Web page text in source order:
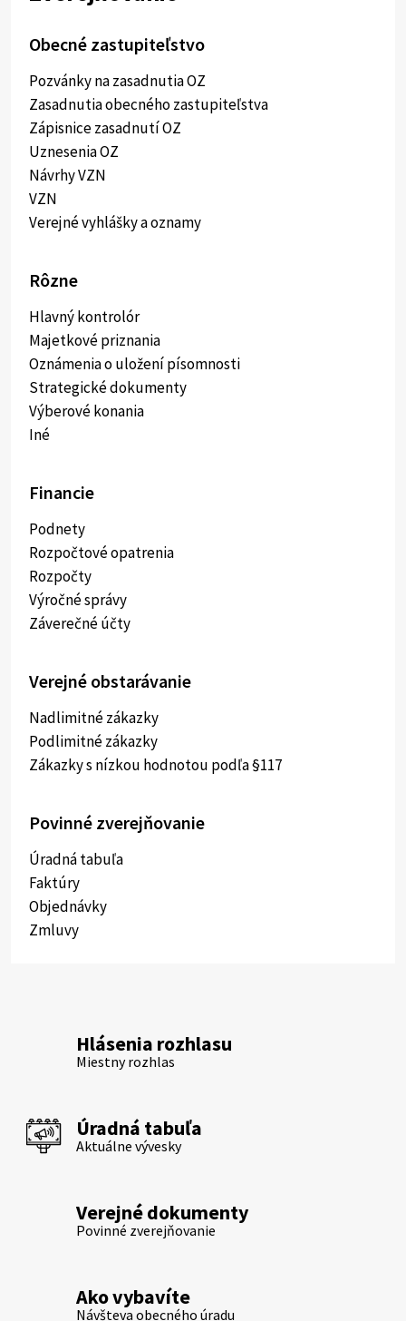
Obecné zastupiteľstvo
Pozvánky na zasadnutia OZ
Zasadnutia obecného zastupiteľstva
Zápisnice zasadnutí OZ
Uznesenia OZ
Návrhy VZN
VZN
Verejné vyhlášky a oznamy
Rôzne
Hlavný kontrolór
Majetkové priznania
Oznámenia o uložení písomnosti
Strategické dokumenty
Výberové konania
Iné
Financie
Podnety
Rozpočtové opatrenia
Rozpočty
Výročné správy
Záverečné účty
Verejné obstarávanie
Nadlimitné zákazky
Podlimitné zákazky
Zákazky s nízkou hodnotou podľa §117
Povinné zverejňovanie
Úradná tabuľa
Faktúry
Objednávky
Zmluvy
Hlásenia rozhlasu
Miestny rozhlas
Úradná tabuľa
Aktuálne vývesky
Verejné dokumenty
Povinné zverejňovanie
Ako vybavíte
Návšteva obecného úradu